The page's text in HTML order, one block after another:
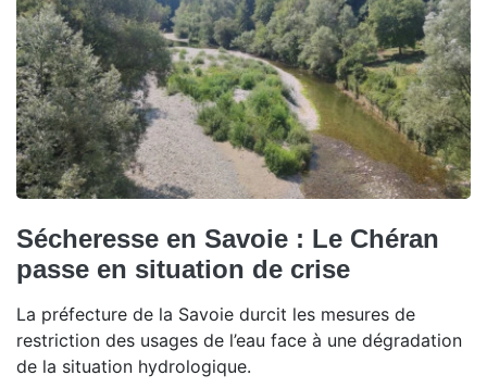
Sécheresse en Savoie : Le Chéran
passe en situation de crise
La préfecture de la Savoie durcit les mesures de
restriction des usages de l’eau face à une dégradation
de la situation hydrologique.